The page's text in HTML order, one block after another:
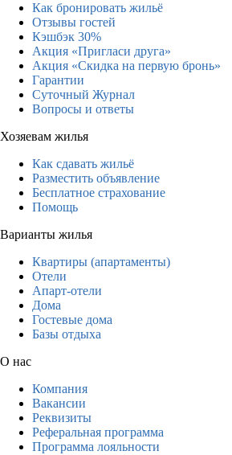
Как бронировать жильё
Отзывы гостей
Кэшбэк 30%
Акция «Пригласи друга»
Акция «Скидка на первую бронь»
Гарантии
Суточный Журнал
Вопросы и ответы
Хозяевам жилья
Как сдавать жильё
Разместить объявление
Бесплатное страхование
Помощь
Варианты жилья
Квартиры (апартаменты)
Отели
Апарт-отели
Дома
Гостевые дома
Базы отдыха
О нас
Компания
Вакансии
Реквизиты
Реферальная программа
Программа лояльности